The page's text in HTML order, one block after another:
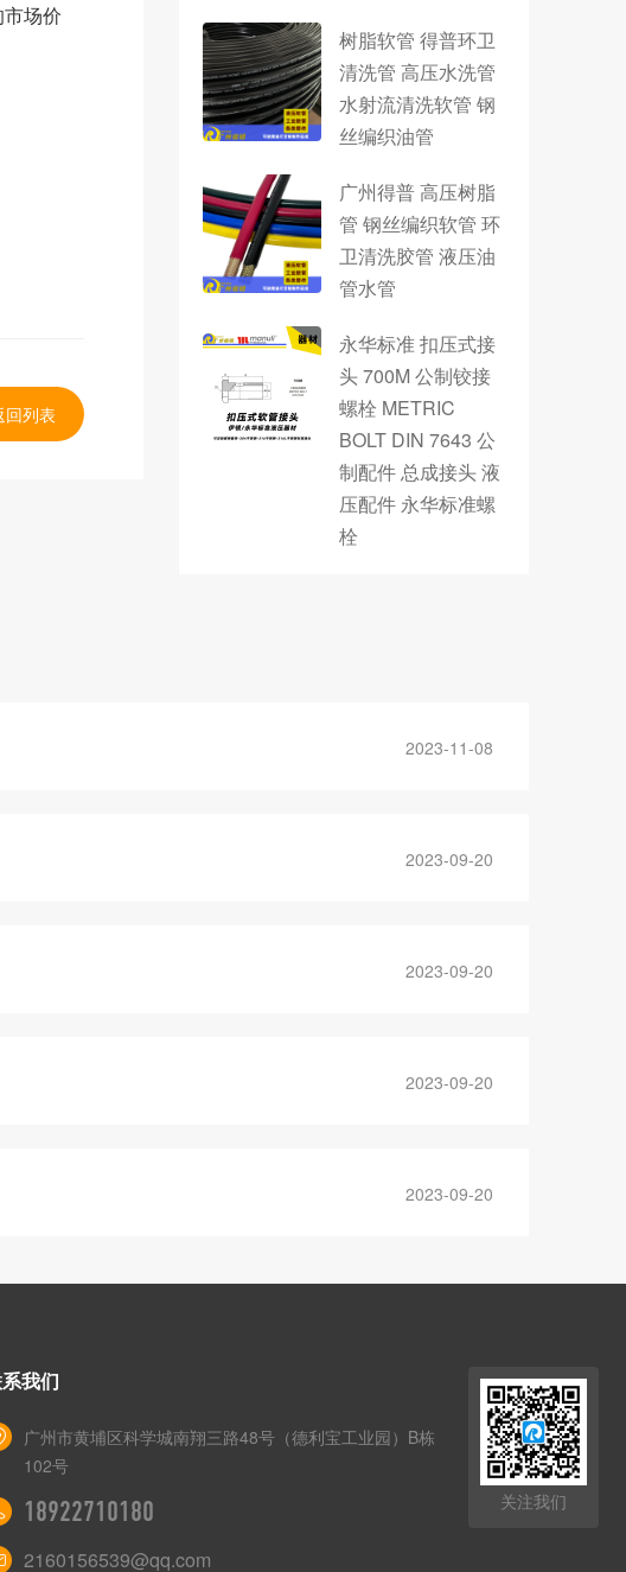
场价
回列表
树脂软管 得普环卫
清洗管 高压水洗管
水射流清洗软管 钢
丝编织油管
广州得普 高压树脂
管 钢丝编织软管 环
卫清洗胶管 液压油
管水管
永华标准 扣压式接
头 700M 公制铰接
螺栓 METRIC
BOLT DIN 7643 公
制配件 总成接头 液
压配件 永华标准螺
栓
2023-11-08
2023-09-20
2023-09-20
2023-09-20
2023-09-20
我们
广州市黄埔区科学城南翔三路48号（德利宝工业园）B栋
102号
18922710180
2160156539@qq.com
关注我们